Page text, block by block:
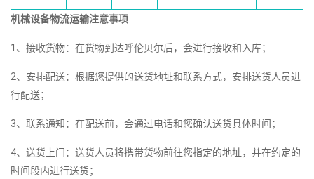
机械设备物流运输注意事项
1、接收货物：在货物到达呼伦贝尔后，会进行接收和入库；
2、安排配送：根据您提供的送货地址和联系方式，安排送货人员进
行配送；
3、联系通知：在配送前，会通过电话和您确认送货具体时间；
4、送货上门：送货人员将携带货物前往您指定的地址，并在约定的
时间段内进行送货；